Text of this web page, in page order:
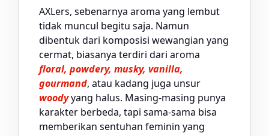
AXLers, sebenarnya aroma yang lembut
tidak muncul begitu saja. Namun
dibentuk dari komposisi wewangian yang
cermat, biasanya terdiri dari aroma
floral, powdery, musky, vanilla,
gourmand, atau kadang juga unsur
woodyyang halus. Masing-masing punya
karakter berbeda, tapi sama-sama bisa
memberikan sentuhan feminin yang